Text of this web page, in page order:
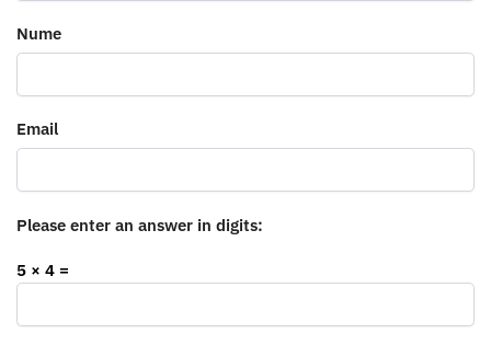
Nume
Email
Please enter an answer in digits:
5 × 4 =